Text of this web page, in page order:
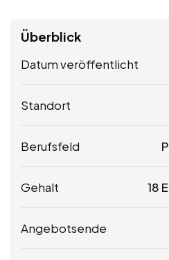
Überblick
Datum veröffentlicht
Standort
Berufsfeld
Gehalt 18
Angebotsende